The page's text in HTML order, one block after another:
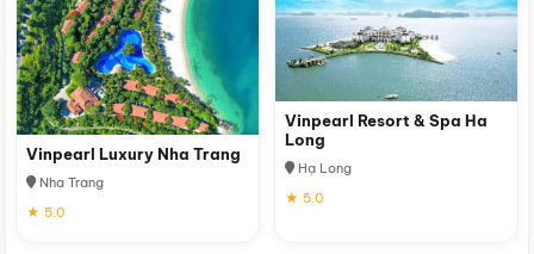
Vinpearl Luxury Nha Trang
Nha Trang
★ 5.0
Vinpearl Resort & Spa Ha
Long
Hạ Long
★ 5.0